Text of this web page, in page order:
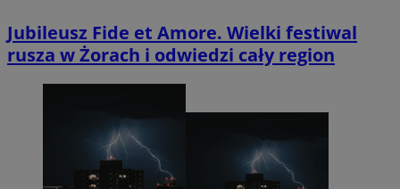
Jubileusz Fide et Amore. Wielki festiwal
rusza w Żorach i odwiedzi cały region